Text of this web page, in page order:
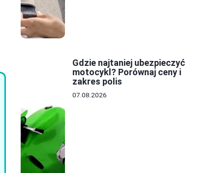
Gdzie najtaniej ubezpieczyć
motocykl? Porównaj ceny i
zakres polis
07.08.2026